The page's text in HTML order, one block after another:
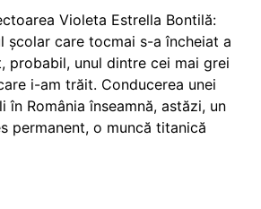
Violeta Estrella Bontilă:
școlar care tocmai s-a încheiat a
probabil, unul dintre cei mai grei
i-am trăit. Conducerea unei
în România înseamnă, astăzi, un
permanent, o muncă titanică